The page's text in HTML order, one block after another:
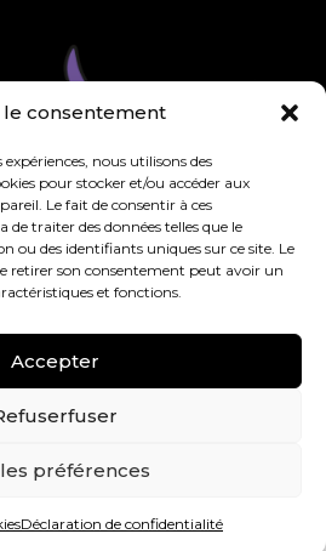
le consentement
nous utilisons des
pour stocker et/ou accéder aux
Le fait de consentir à ces
traiter des données telles que le
ou des identifiants uniques sur ce site. Le
retirer son consentement peut avoir un
et fonctions.
Accepter
préférences
Déclaration de confidentialité
et hébergé parTriaxe